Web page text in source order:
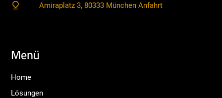
Amiraplatz 3, 80333 München Anfahrt
Menü
Home
Lösungen